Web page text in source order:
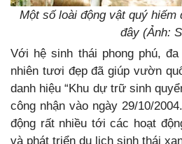
Một số loài động vật quý hiếm
đây (Ảnh:
Với hệ sinh thái phong phú,
nhiên tươi đẹp đã giúp vườn
danh hiệu “Khu dự trữ sinh
công nhận vào ngày 29/10/
động rất nhiều tới các hoạt
và phát triển du lịch sinh thái